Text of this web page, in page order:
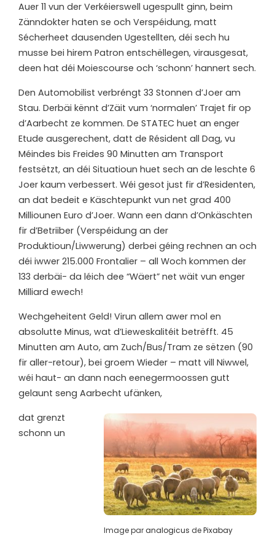
Auer 11 vun der Verkéierswell ugespullt ginn, beim
Zänndokter haten se och Verspéidung, matt
Sécherheet dausenden Ugestellten, déi sech hu
musse bei hirem Patron entschëllegen, virausgesat,
deen hat déi Moiescourse och ‘schonn’ hannert sech.
Den Automobilist verbréngt 33 Stonnen d’Joer am
Stau. Derbäi kënnt d’Zäit vum ‘normalen’ Trajet fir op
d’Aarbecht ze kommen. De STATEC huet an enger
Etude ausgerechent, datt de Résident all Dag, vu
Méindes bis Freides 90 Minutten am Transport
festsëtzt, an déi Situatioun huet sech an de leschte 6
Joer kaum verbessert. Wéi gesot just fir d’Residenten,
an dat bedeit e Käschtepunkt vun net grad 400
Milliounen Euro d’Joer. Wann een dann d’Onkäschten
fir d’Betriiber (Verspéidung an der
Produktioun/Liwwerung) derbei géing rechnen an och
déi iwwer 215.000 Frontalier – all Woch kommen der
133 derbäi- da léich dee “Wäert” net wäit vun enger
Milliard ewech!
Wechgeheitent Geld! Virun allem awer mol en
absolutte Minus, wat d’Lieweskalitéit betrëfft. 45
Minutten am Auto, am Zuch/Bus/Tram ze sëtzen (90
fir aller-retour), bei groem Wieder – matt vill Niwwel,
wéi haut- an dann nach eenegermoossen gutt
gelaunt seng Aarbecht ufänken,
Image paranalogicus dePixabay
dat grenzt
schonn un